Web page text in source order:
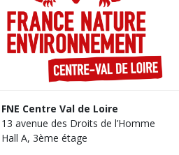
FNE Centre Val de Loire
13 avenue des Droits de l’Homme
Hall A, 3ème étage